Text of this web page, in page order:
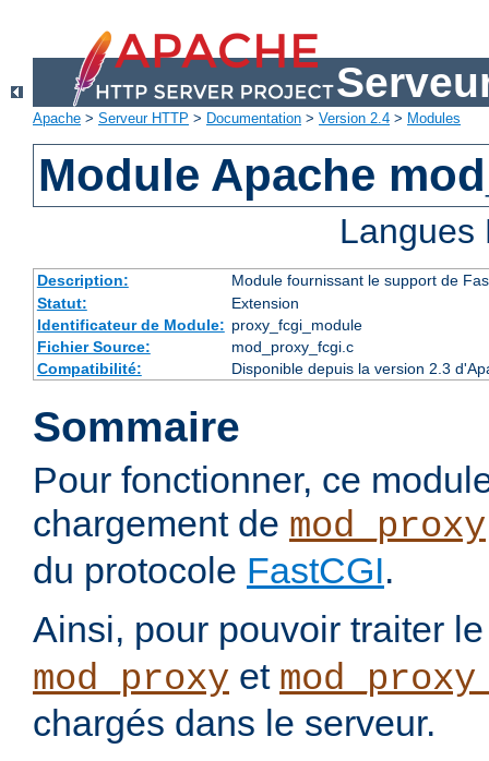
Apache > Serveur HTTP > Documentation > Version 2.4 > Modules
Module Apache
Description:
Module fournissant le support de
Statut:
Extension
Identificateur de Module: proxy_fcgi_module
Fichier Source:
mod_proxy_fcgi.c
Compatibilité:
Disponible depuis la version 2.3
Sommaire
Pour fonctionner, ce
chargement de mod_proxy
du protocole FastCGI.
Ainsi, pour pouvoir traiter
mod_proxy et
chargés dans le serveur.